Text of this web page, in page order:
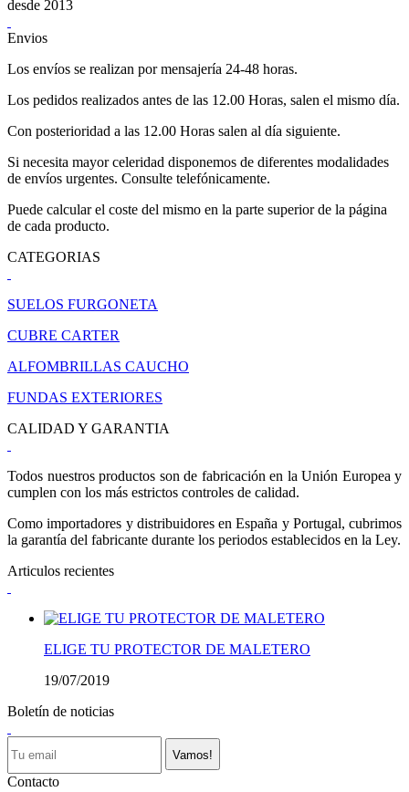
desde 2013
Envios
Los envíos se realizan por mensajería 24-48 horas.
Los pedidos realizados antes de las 12.00 Horas, salen el mismo día.
Con posterioridad a las 12.00 Horas salen al día siguiente.
Si necesita mayor celeridad disponemos de diferentes modalidades
de envíos urgentes. Consulte telefónicamente.
Puede calcular el coste del mismo en la parte superior de la página
de cada producto.
CATEGORIAS
SUELOS FURGONETA
CUBRE CARTER
ALFOMBRILLAS CAUCHO
FUNDAS EXTERIORES
CALIDAD Y GARANTIA
Todos nuestros productos son de fabricación en la Unión Europea y
cumplen con los más estrictos controles de calidad.
Como importadores y distribuidores en España y Portugal, cubrimos
la garantía del fabricante durante los periodos establecidos en la Ley.
Articulos recientes
ELIGE TU PROTECTOR DE MALETERO
19/07/2019
Boletín de noticias
Vamos!
Contacto